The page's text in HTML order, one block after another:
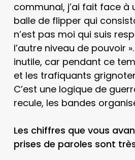
communal, j’ai fait face à
balle de flipper qui
n’est pas moi qui suis
l’autre niveau de pouvoir
inutile, car pendant ce
et les trafiquants
C’est une logique de
recule, les bandes
Les chiffres que vous
prises de paroles sont